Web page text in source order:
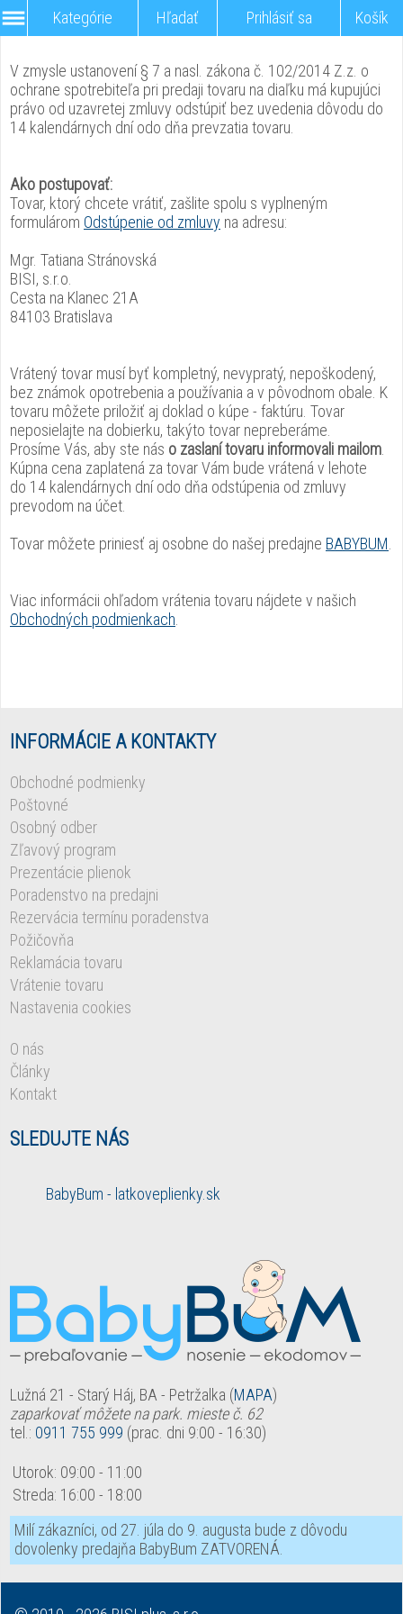
Kategórie Hľadať Prihlásiť sa Košík
V zmysle ustanovení § 7 a nasl. zákona č. 102/2014 Z.z. o
ochrane spotrebiteľa pri predaji tovaru na diaľku má kupujúci
právo od uzavretej zmluvy odstúpiť bez uvedenia dôvodu do
14 kalendárnych dní odo dňa prevzatia tovaru.
Ako postupovať:
Tovar, ktorý chcete vrátiť, zašlite spolu s vyplneným
formulárom Odstúpenie od zmluvy na adresu:
Mgr. Tatiana Stránovská
BISI, s.r.o.
Cesta na Klanec 21A
84103 Bratislava
Vrátený tovar musí byť kompletný, nevypratý, nepoškodený,
bez známok opotrebenia a používania a v pôvodnom obale. K
tovaru môžete priložiť aj doklad o kúpe - faktúru. Tovar
neposielajte na dobierku, takýto tovar nepreberáme.
Prosíme Vás, aby ste nás o zaslaní tovaru informovali mailom
Kúpna cena zaplatená za tovar Vám bude vrátená v lehote
do 14 kalendárnych dní odo dňa odstúpenia od zmluvy
prevodom na účet.
Tovar môžete priniesť aj osobne do našej predajne BABYBUM
Viac informácii ohľadom vrátenia tovaru nájdete v našich
Obchodných podmienkach
INFORMÁCIE A KONTAKTY
Obchodné podmienky
Poštovné
Osobný odber
Zľavový program
Prezentácie plienok
Poradenstvo na predajni
Rezervácia termínu poradenstva
Požičovňa
Reklamácia tovaru
Vrátenie tovaru
Nastavenia cookies
O nás
Články
Kontakt
SLEDUJTE NÁS
BabyBum - latkoveplienky.sk
Lužná 21 - Starý Háj, BA - Petržalka (MAPA)
zaparkovať môžete na park. mieste č. 62
tel.: 0911 755 999 (prac. dni 9:00 - 16:30)
Utorok: 09:00 - 11:00
Streda: 16:00 - 18:00
Milí zákazníci, od 27. júla do 9. augusta bude z dôvodu
dovolenky predajňa BabyBum ZATVORENÁ.